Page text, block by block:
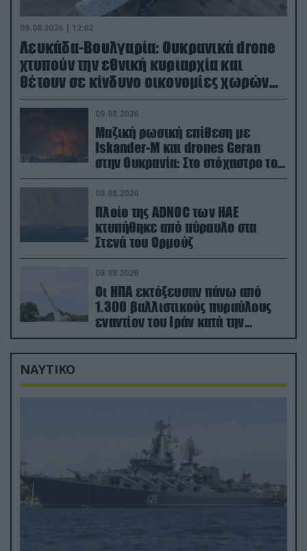
09.08.2026 | 12:02
Λευκάδα-Βουλγαρία: Ουκρανικά drone
χτυπούν την εθνική κυριαρχία και
θέτουν σε κίνδυνο οικονομίες χωρών
του ΝΑΤΟ
09.08.2026
Μαζική ρωσική επίθεση με
Iskander-M και drones Geran
στην Ουκρανία: Στο στόχαστρο το
εργοστάσιο των Flamingo
08.08.2026
Πλοίο της ADNOC των ΗΑΕ
κτυπήθηκε από πύραυλο στα
Στενά του Ορμούζ
08.08.2026
Οι ΗΠΑ εκτόξευσαν πάνω από
1.300 βαλλιστικούς πυραύλους
εναντίον του Ιράν κατά την
διάρκεια του πολέμου
ΝΑΥΤΙΚΟ